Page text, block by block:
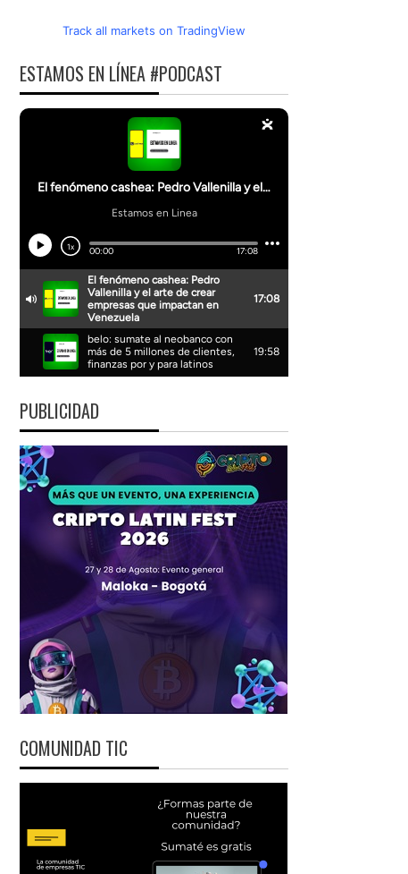
Track all markets on TradingView
ESTAMOS EN LÍNEA #PODCAST
PUBLICIDAD
COMUNIDAD TIC